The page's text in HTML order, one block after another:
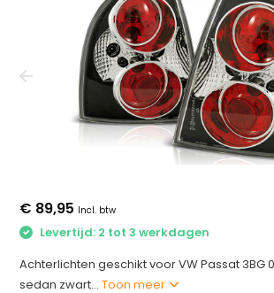
€ 89,95 Incl. btw
Levertijd: 2 tot 3 werkdagen
Achterlichten geschikt voor VW Passat 3BG
sedan zwart...Toon meer